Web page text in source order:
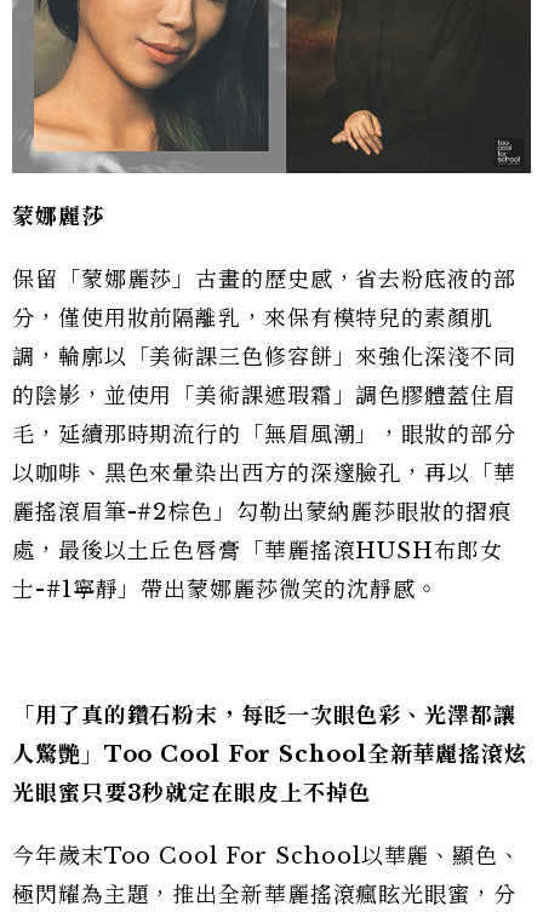
蒙娜麗莎
保留「蒙娜麗莎」古畫的歷史感，省去粉底液的部
分，僅使用妝前隔離乳，來保有模特兒的素顏肌
調，輪廓以「美術課三色修容餅」來強化深淺不同
的陰影，並使用「美術課遮瑕霜」調色膠體蓋住眉
毛，延續那時期流行的「無眉風潮」，眼妝的部分
以咖啡、黑色來暈染出西方的深邃臉孔，再以「華
麗搖滾眉筆-#2棕色」勾勒出蒙納麗莎眼妝的摺痕
處，最後以土丘色唇膏「華麗搖滾HUSH布郎女
士-#1寧靜」帶出蒙娜麗莎微笑的沈靜感。
「用了真的鑽石粉末，每眨一次眼色彩、光澤都讓
人驚艷」Too Cool For School全新華麗搖滾炫
光眼蜜只要3秒就定在眼皮上不掉色
今年歲末Too Cool For School以華麗、顯色、
極閃耀為主題，推出全新華麗搖滾瘋眩光眼蜜，分